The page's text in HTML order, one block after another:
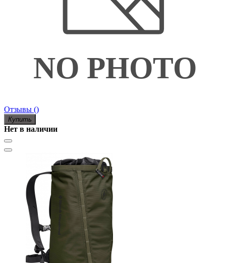
Отзывы ()
Купить
Нет в наличии